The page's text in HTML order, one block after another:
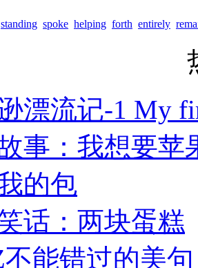
standing spoke helping forth entirely
漂流记-1 My
事：我想要苹
的包
话：两块蛋糕
能错过的美句